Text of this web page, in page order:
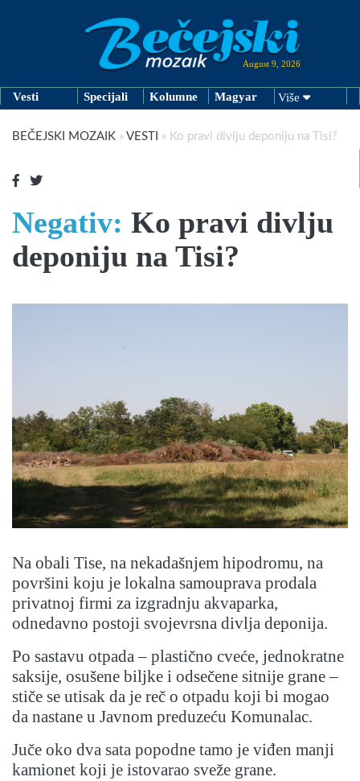
August 9, 2026
Vesti Specijali Kolumne Magyar Više
BEČEJSKI MOZAIK » VESTI » Ko pravi divlju deponiju na Tisi?
Negativ: Ko pravi divlju
deponiju na Tisi?
Na obali Tise, na nekadašnjem hipodromu, na
površini koju je lokalna samouprava prodala
privatnoj firmi za izgradnju akvaparka,
odnedavno postoji svojevrsna divlja deponija.
Po sastavu otpada – plastično cveće, jednokratne
saksije, osušene biljke i odsečene sitnije grane –
stiče se utisak da je reč o otpadu koji bi mogao
da nastane u Javnom preduzeću Komunalac.
Juče oko dva sata popodne tamo je viđen manji
kamionet koji je istovarao sveže grane.